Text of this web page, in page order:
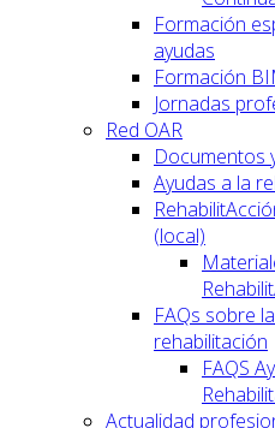
Formación
ayudas
Formación
Jornadas
Red OAR
Documentos
Ayudas a la
(local)
FAQs sobre
rehabilitación
FAQS
Actualidad